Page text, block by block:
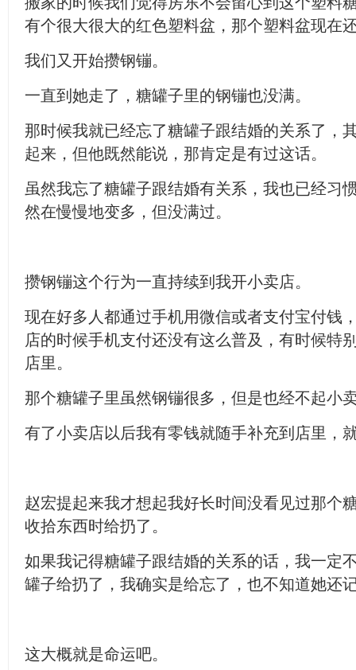
有个很大很大的红色塑料盆，那个塑料盆现在
我们又开始攒钢镚。
一直到她走了，糖罐子里的钢镚也没满。
那时候我就已经忘了糖罐子跟结婚的关系了，
起来，但他既然能说，那肯定是有过这话。
虽然我忘了糖罐子跟结婚有关系，我也已经习
然在慢慢地变多，但没满过。
攒钢镚这个行为一直持续到我开小卖店。
现在好多人都通过手机用微信或者支付宝付钱
店的时候手机支付还没有这么普及，有时候特
店里。
那个糖罐子里虽然钢镚很多，但是也经不起小
有了小卖店以后我有零钱就随手补充到店里，
赵宏提起来我才想起我好长时间没看见过那个
收拾东西时给扔了。
如果我记得糖罐子跟结婚的关系的话，我一定
罐子给扔了，我确实是给忘了，也不知道她还
这大概就是命运吧。